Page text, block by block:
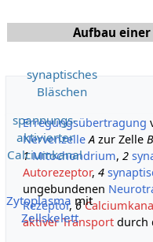
Aufbau
Zytoplasma mit
Zellskelett
spannungs-
aktivierter
Calciumkanal
synaptisches
Bläschen
Erregungsübertragung
Nervenzelle A zur ZelleB
1 Mitochondrium,2
Autorezeptor,4
ungebundenen
Rezeptor,6
aktiver Transport durch